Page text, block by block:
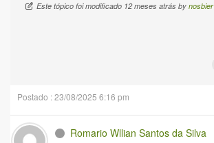
Este tópico foi modificado 12 meses atrás by nosbier
Postado : 23/08/2025 6:16 pm
Romario Wllian Santos da Silva